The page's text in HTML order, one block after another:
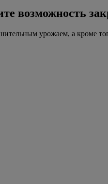
возможность
урожаем, а кроме